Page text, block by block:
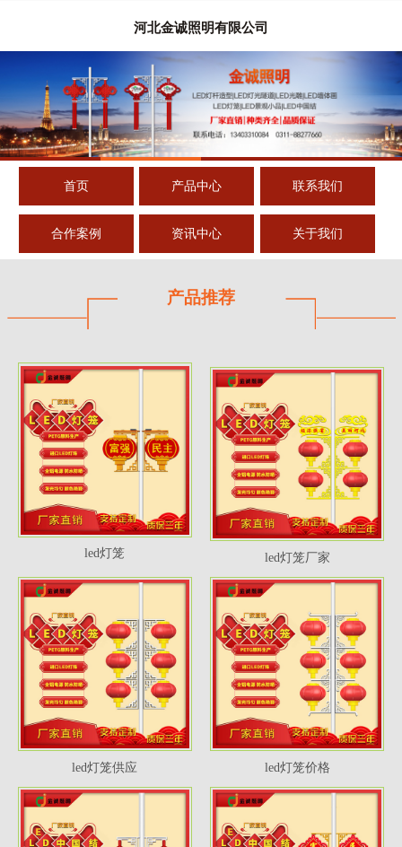
河北金诚照明有限公司
首页 产品中心 联系我们
合作案例 资讯中心 关于我们
产品推荐
led灯笼 led灯笼厂家
led灯笼供应 led灯笼价格